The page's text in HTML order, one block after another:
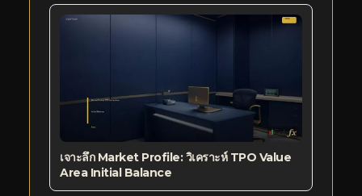
เจาะลึก Market Profile: วิเคราะห์ TPO Value
Area Initial Balance